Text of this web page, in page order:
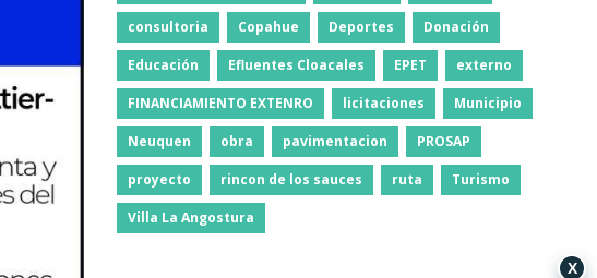
consultoria Copahue Deportes Donación
Educación Efluentes Cloacales EPET externo
FINANCIAMIENTO EXTENRO licitaciones Municipio
Neuquen obra pavimentacion PROSAP
proyecto rincon de los sauces ruta Turismo
Villa La Angostura
X